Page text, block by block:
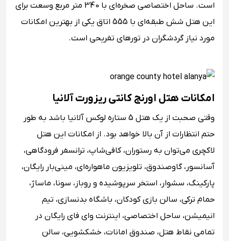
است. ساحل اختصاصی صخره‌ای با 340 متر مربع وسعت برای
این هتل شش طبقه‌ای با 555 اتاق یکی از بهترین امکانات
مورد نیاز گردشگران در تورهای تفریحی است.
امکانات هتل اورنج کانتی ریزورت آلانیا
وقتی صحبت از یک هتل 5 ستاره لوکس آلانیا باشد به طور
حتم انتظارات از آن بالا خواهد بود. از امکانات این هتل
لاکچری می‌توان به رستوران، کافی‌شاپ، ترانسفر فرودگاهی،
آسانسور، گاوصندوق، تلویزیون ماهواره‌ای، مینی‌بار رایگان،
پارکینگ، سشوار، استخر سرپوشیده و روباز، سونا، ماساژ،
حمام ترکی، سالن بازی کودکان، باشگاه بدنسازی، تیم
انیمیشن، ساحل اختصاصی، اینترنت وای فای رایگان در
تمامی نقاط هتل، صندوق امانات، خشکشویی، سالن